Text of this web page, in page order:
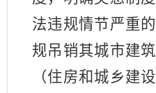
法违规情节严重
规吊销其城市建
（住房和城乡建